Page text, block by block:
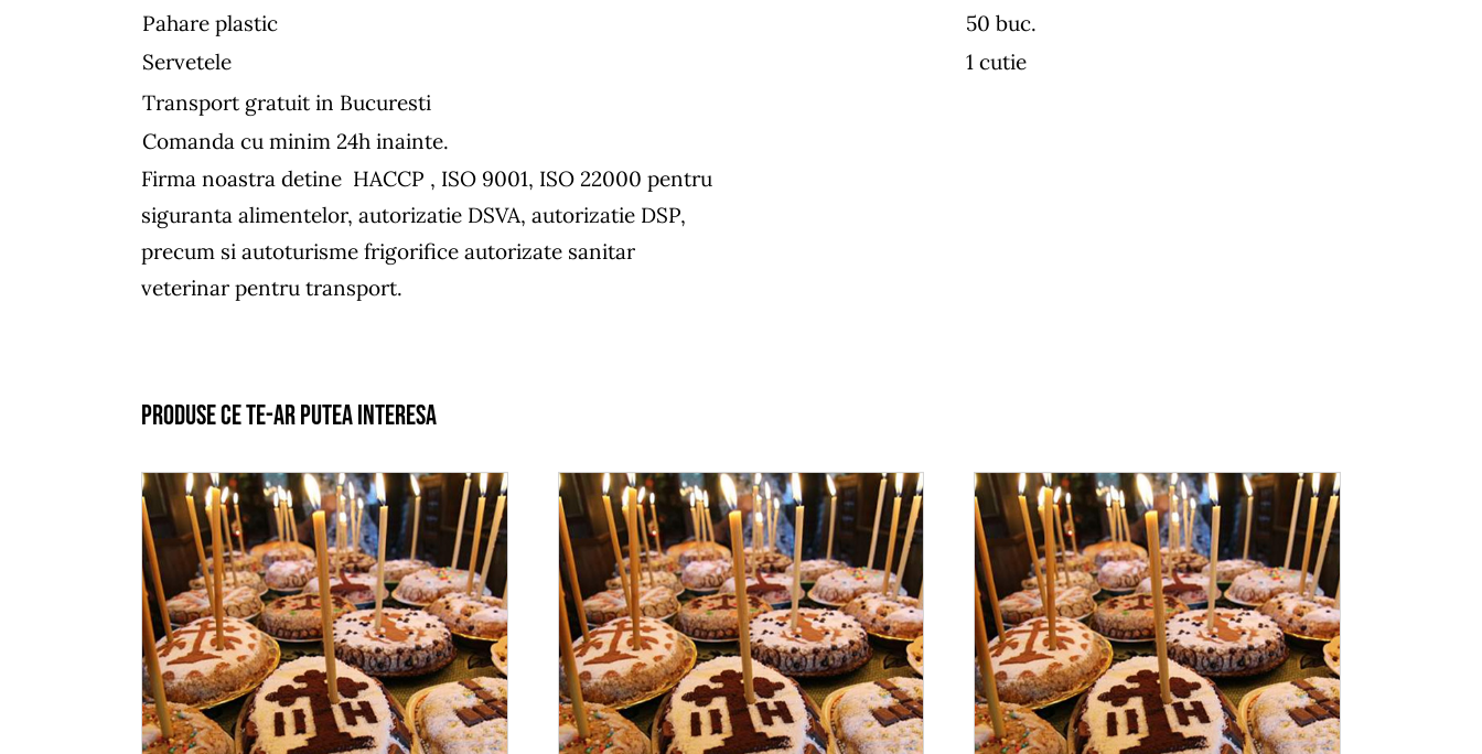
Pahare plastic
50 buc.
Servetele
1 cutie
Transport gratuit in Bucuresti
Comanda cu minim 24h inainte.
Firma noastra detine HACCP , ISO 9001, ISO 22000 pentru
siguranta alimentelor, autorizatie DSVA, autorizatie DSP,
precum si autoturisme frigorifice autorizate sanitar
veterinar pentru transport.
Produse ce te-ar putea interesa
ADAUGĂ ÎN COȘ / DETALII ADAUGĂ ÎN COȘ / DETALII ADAUGĂ ÎN COȘ / DETALII